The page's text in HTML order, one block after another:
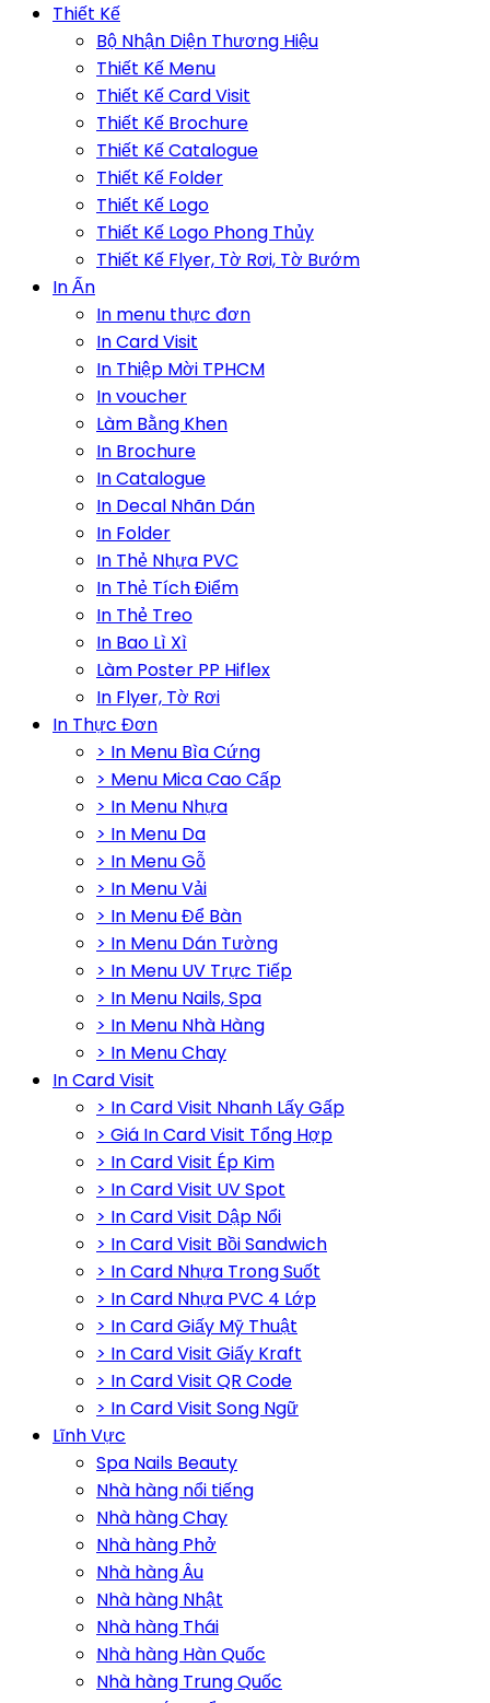
Thiết Kế
Bộ Nhận Diện Thương Hiệu
Thiết Kế Menu
Thiết Kế Card Visit
Thiết Kế Brochure
Thiết Kế Catalogue
Thiết Kế Folder
Thiết Kế Logo
Thiết Kế Logo Phong Thủy
Thiết Kế Flyer, Tờ Rơi, Tờ Bướm
In Ấn
In menu thực đơn
In Card Visit
In Thiệp Mời TPHCM
In voucher
Làm Bằng Khen
In Brochure
In Catalogue
In Decal Nhãn Dán
In Folder
In Thẻ Nhựa PVC
In Thẻ Tích Điểm
In Thẻ Treo
In Bao Lì Xì
Làm Poster PP Hiflex
In Flyer, Tờ Rơi
In Thực Đơn
> In Menu Bìa Cứng
> Menu Mica Cao Cấp
> In Menu Nhựa
> In Menu Da
> In Menu Gỗ
> In Menu Vải
> In Menu Để Bàn
> In Menu Dán Tường
> In Menu UV Trực Tiếp
> In Menu Nails, Spa
> In Menu Nhà Hàng
> In Menu Chay
In Card Visit
> In Card Visit Nhanh Lấy Gấp
> Giá In Card Visit Tổng Hợp
> In Card Visit Ép Kim
> In Card Visit UV Spot
> In Card Visit Dập Nổi
> In Card Visit Bồi Sandwich
> In Card Nhựa Trong Suốt
> In Card Nhựa PVC 4 Lớp
> In Card Giấy Mỹ Thuật
> In Card Visit Giấy Kraft
> In Card Visit QR Code
> In Card Visit Song Ngữ
Lĩnh Vực
Spa Nails Beauty
Nhà hàng nổi tiếng
Nhà hàng Chay
Nhà hàng Phở
Nhà hàng Âu
Nhà hàng Nhật
Nhà hàng Thái
Nhà hàng Hàn Quốc
Nhà hàng Trung Quốc